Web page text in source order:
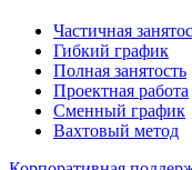
Частичная
Гибкий график
Полная занятость
Проектная работа
Сменный график
Вахтовый метод